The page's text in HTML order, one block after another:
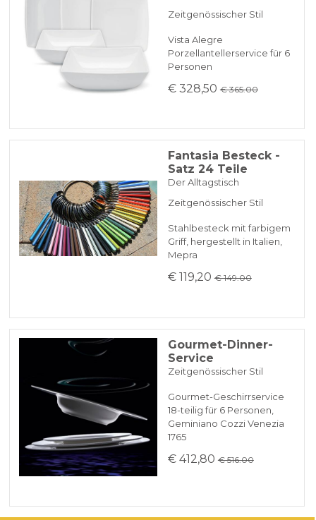
Zeitgenössischer Stil
Vista Alegre
Porzellantellerservice für 6
Personen
€ 328,50 € 365.00
Fantasia Besteck -
Satz 24 Teile
Der Alltagstisch
Zeitgenössischer Stil
Stahlbesteck mit farbigem
Griff, hergestellt in Italien,
Mepra
€ 119,20 € 149.00
Gourmet-Dinner-
Service
Zeitgenössischer Stil
Gourmet-Geschirrservice
18-teilig für 6 Personen,
Geminiano Cozzi Venezia
1765
€ 412,80 € 516.00